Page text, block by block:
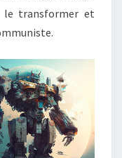
le transformer et